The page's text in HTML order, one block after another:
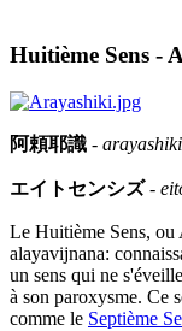
Huitième Sens -
阿頼耶識 - arayashiki
エイトセンシズ-
Le Huitième Sens, ou
alayavijnana:
un sens qui ne
à son paroxysme. Ce
comme le Septième